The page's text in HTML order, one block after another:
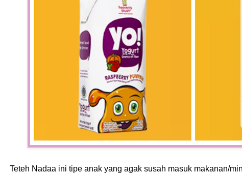
Teteh Nadaa ini tipe anak yang agak susah masuk makanan/